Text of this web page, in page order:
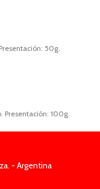
50g.
Presentación: 100g.
- Argentina